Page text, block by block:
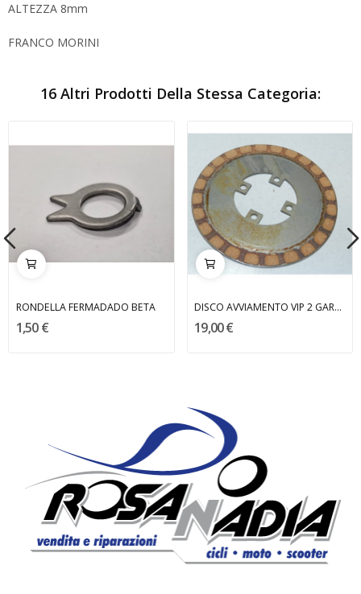
ALTEZZA 8mm
FRANCO MORINI
16 Altri Prodotti Della Stessa Categoria:
RONDELLA FERMADADO BETA
1,50 €
DISCO AVVIAMENTO VIP 2 GARELLI
19,00 €